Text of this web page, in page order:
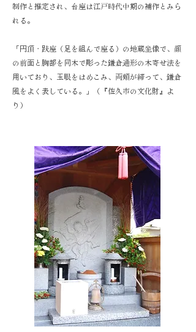
制作と推定され、台座は江戸時代中期の補作とみら
れる。
「円頂・趺座（足を組んで座る）の地蔵坐像で、顔
の前面と胸部を同木で彫った鎌倉通形の木寄せ法を
用いており、玉眼をはめこみ、両頬が締って、鎌倉
風をよく表している。」（『佐久市の文化財』よ
り）